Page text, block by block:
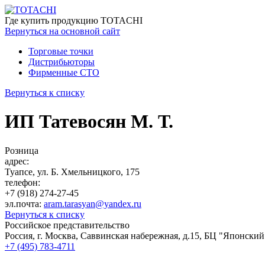
Где купить продукцию TOTACHI
Вернуться на основной сайт
Торговые точки
Дистрибьюторы
Фирменные СТО
Вернуться к списку
ИП Татевосян М. Т.
Розница
адрес:
Туапсе, ул. Б. Хмельницкого, 175
телефон:
+7 (918) 274-27-45
эл.почта: aram.tarasyan@yandex.ru
Вернуться к списку
Российское представительство
Россия, г. Москва, Саввинская набережная, д.15, БЦ
+7 (495) 783-4711